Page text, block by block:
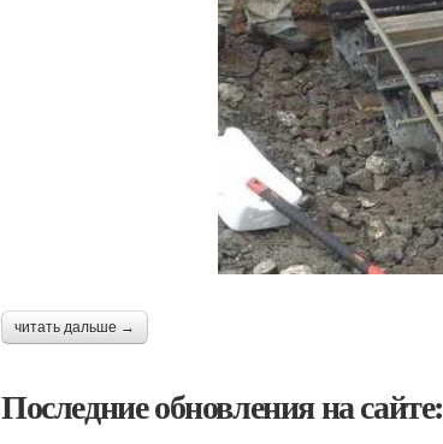
читать дальше →
Последние обновления на сайте: